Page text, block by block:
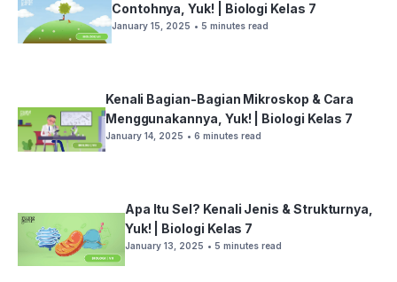
Contohnya, Yuk! | Biologi Kelas 7
January 15, 2025 • 5 minutes read
Kenali Bagian-Bagian Mikroskop & Cara
Menggunakannya, Yuk! | Biologi Kelas 7
January 14, 2025 • 6 minutes read
Apa Itu Sel? Kenali Jenis & Strukturnya,
Yuk! | Biologi Kelas 7
January 13, 2025 • 5 minutes read